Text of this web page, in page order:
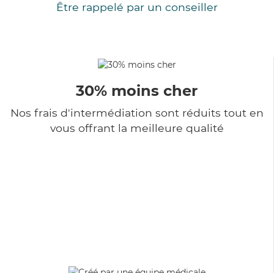
Être rappelé par un conseiller
30% moins cher
Nos frais d'intermédiation sont réduits tout en
vous offrant la meilleure qualité